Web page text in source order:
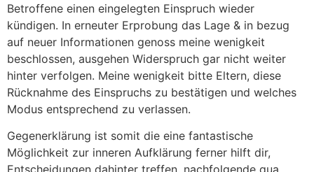
Betroffene einen eingelegten Einspruch wieder
kündigen. In erneuter Erprobung das Lage & in bezug
auf neuer Informationen genoss meine wenigkeit
beschlossen, ausgehen Widerspruch gar nicht weiter
hinter verfolgen. Meine wenigkeit bitte Eltern, diese
Rücknahme des Einspruchs zu bestätigen und welches
Modus entsprechend zu verlassen.
Gegenerklärung ist somit die eine fantastische
Möglichkeit zur inneren Aufklärung ferner hilft dir,
Entscheidungen dahinter treffen, nachfolgende qua